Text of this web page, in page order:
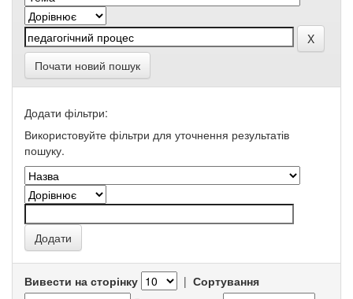
Почати новий пошук
Додати фільтри:
Використовуйте фільтри для уточнення результатів
пошуку.
Вивести на сторінку | Сортування